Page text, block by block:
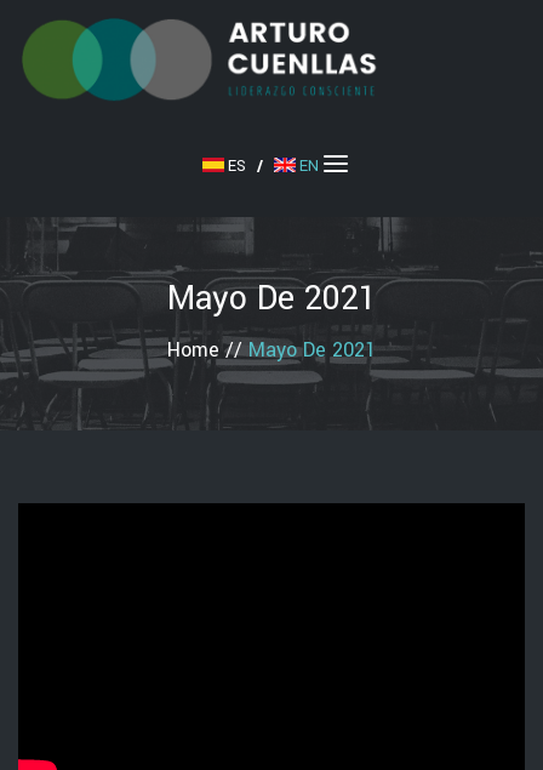
ES / EN
Mayo De 2021
Home//Mayo De 2021